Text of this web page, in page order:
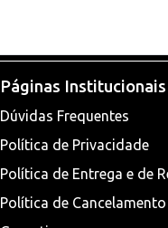
Páginas Institucionais
Dúvidas Frequentes
Política de Privacidade
Política de Entrega e de
Política de